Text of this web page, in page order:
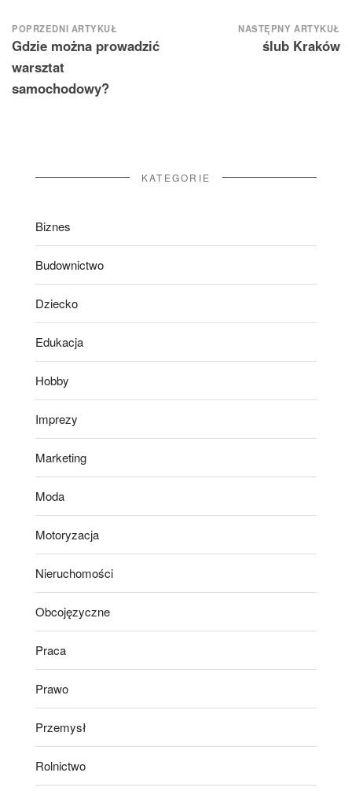
Nawigacja
wpisu
POPRZEDNI ARTYKUŁ
Gdzie można prowadzić
warsztat
samochodowy?
NASTĘPNY ARTYKUŁ
ślub Kraków
KATEGORIE
Biznes
Budownictwo
Dziecko
Edukacja
Hobby
Imprezy
Marketing
Moda
Motoryzacja
Nieruchomości
Obcojęzyczne
Praca
Prawo
Przemysł
Rolnictwo